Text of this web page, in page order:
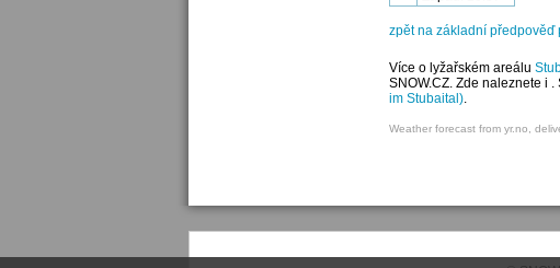
zpět na základní předpověď
Více o lyžařském areálu
SNOW.CZ. Zde naleznete i
im Stubaital).
Weather forecast from yr.no,